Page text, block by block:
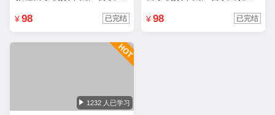
¥ 98 已完结
¥ 98 已完结
1232 人已学习